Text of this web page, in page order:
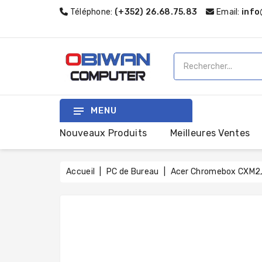
Téléphone: (+352) 26.68.75.83 Email:
MENU
Nouveaux Produits Meilleures Ventes
Accueil PC de Bureau Acer Chromebox